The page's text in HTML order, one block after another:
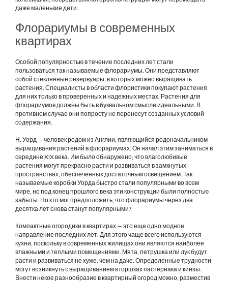
даже маленькие дети.
Флорариумы в современных
квартирах
Особой популярностью в течение последних лет стали
пользоваться так называемые флорариумы. Они представляют
собой стеклянные резервуары, в которых можно выращивать
растения. Специалисты в области флористики покупают растения
для них только в проверенных и надежных местах. Растения для
флорариумов должны быть в буквальном смысле идеальными. В
противном случае они попросту не перенесут созданных условий
содержания.
Н. Уорд — человек родом из Англии, являющийся родоначальником
выращивания растений в флорариумах. Он начал этим заниматься в
середине XIX века. Им было обнаружено, что влаголюбивые
растения могут прекрасно расти и развиваться в замкнутых
пространствах, обеспеченных достаточным освещением. Так
называемые коробки Уорда быстро стали популярными во всем
мире, но под конец прошлого века эти конструкции были полностью
забыты. Но кто мог предположить, что флорариумы через два
десятка лет снова станут популярными?
Компактные огородики в квартирах — это еще одно модное
направление последних лет. Для этого чаще всего используются
кухни, поскольку в современных жилищах они являются наиболее
влажными и теплыми помещениями. Мята, петрушка или лук будут
расти и развиваться не хуже, чем на даче. Определенные трудности
могут возникнуть с выращиванием в горшках пастернака и кинзы.
Внести некое разнообразие в квартирный огород можно, разместив